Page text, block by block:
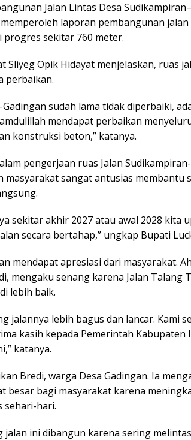
Jalan Lintas Desa
laporan pembangunan
progres sekitar 760 meter.
Sliyeg Opik Hidayat menjelaskan, ruas
perbaikan.
Gadingan sudah lama tidak diperbaiki,
mendapat perbaikan
konstruksi beton,” katanya.
pengerjaan ruas Jalan
masyarakat sangat antusias membantu
sekitar akhir 2027 atau awal 2028 kita
secara bertahap,” ungkap Bupati
mendapat apresiasi dari masyarakat.
mengaku senang karena Jalan Talang
lebih baik.
jalannya lebih bagus dan lancar. Kami
kasih kepada Pemerintah Kabupaten
katanya.
Bredi, warga Desa Gadingan. Ia
besar bagi masyarakat karena
sehari-hari.
jalan ini dibangun karena sering